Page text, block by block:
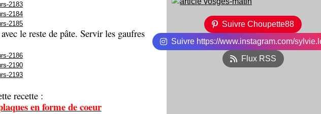
le reste de pâte. Servir les gaufres
recette :
en forme de coeur
Suivre Choupette88
Suivre https://www.instagram.com/
Flux RSS